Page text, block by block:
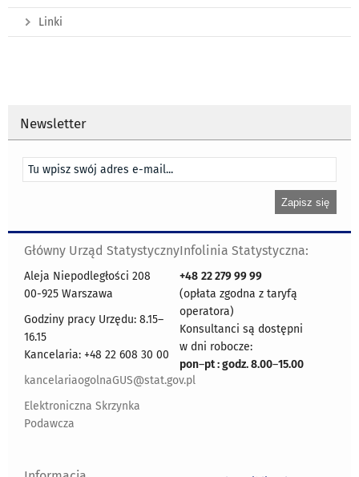
Linki
Newsletter
Główny Urząd Statystyczny
Aleja Niepodległości 208
00-925 Warszawa
Godziny pracy Urzędu: 8.15–
16.15
Kancelaria: +48 22 608 30 00
kancelariaogolnaGUS@stat.gov.pl
Elektroniczna Skrzynka
Podawcza
Infolinia Statystyczna:
+48 22 279 99 99
(opłata zgodna z taryfą
operatora)
Konsultanci są dostępni
w dni robocze:
pon–pt : godz. 8.00–15.00